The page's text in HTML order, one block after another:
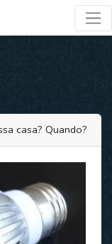
casa? Quando?